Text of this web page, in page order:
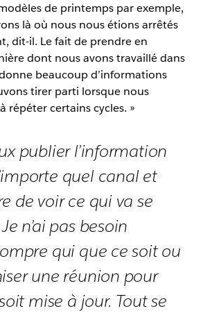
de printemps par exemple,
là où nous nous étions arrêtés
dit-il. Le fait de prendre en
dont nous avons travaillé dans
beaucoup d’informations
tirer parti lorsque nous
répéter certains cycles. »
publier l’information
quel canal et
de voir ce qui va se
n’ai pas besoin
qui que ce soit ou
une réunion pour
mise à jour. Tout se